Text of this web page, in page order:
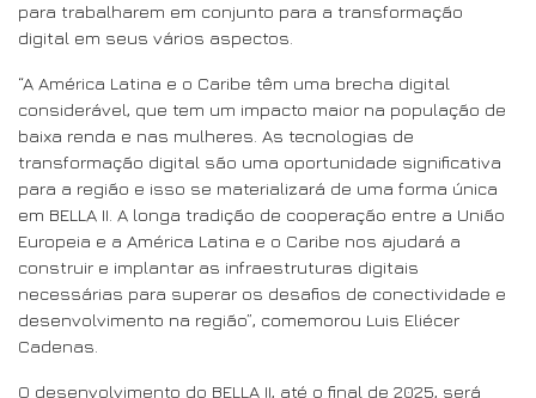
para trabalharem em conjunto para a transformação
digital em seus vários aspectos.
“A América Latina e o Caribe têm uma brecha digital
considerável, que tem um impacto maior na população de
baixa renda e nas mulheres. As tecnologias de
transformação digital são uma oportunidade significativa
para a região e isso se materializará de uma forma única
em BELLA II. A longa tradição de cooperação entre a União
Europeia e a América Latina e o Caribe nos ajudará a
construir e implantar as infraestruturas digitais
necessárias para superar os desafios de conectividade e
desenvolvimento na região”, comemorou Luis Eliécer
Cadenas.
O desenvolvimento do BELLA II, até o final de 2025, será